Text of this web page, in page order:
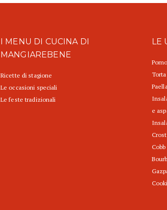
I MENU DI CUCINA DI
MANGIAREBENE
Ricette di stagione
Le occasioni speciali
Le feste tradizionali
LE
e